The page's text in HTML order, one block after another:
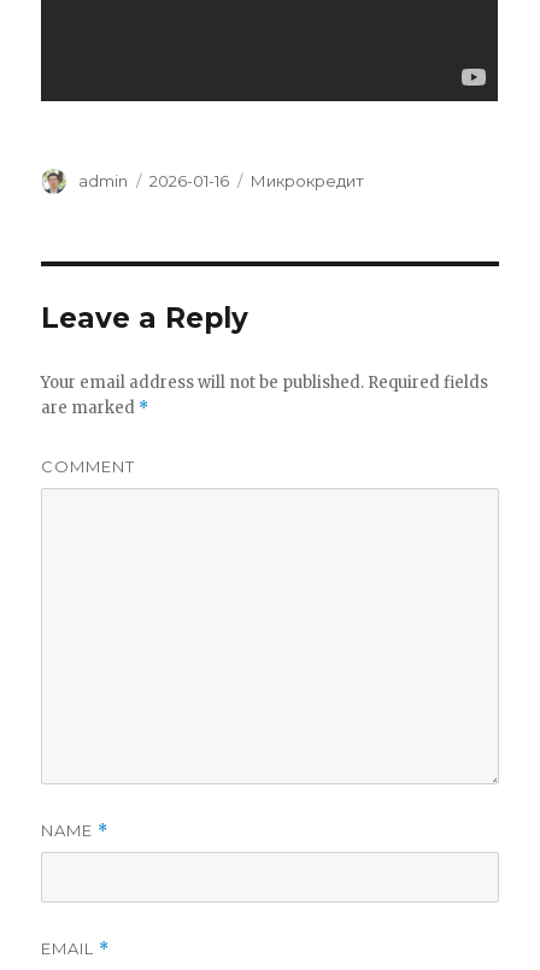
Author
admin
Posted
2026-01-16 Categories
Микрокредит
Leave a Reply
Your email address will not be published. Required fields
are marked *
COMMENT
NAME *
EMAIL *